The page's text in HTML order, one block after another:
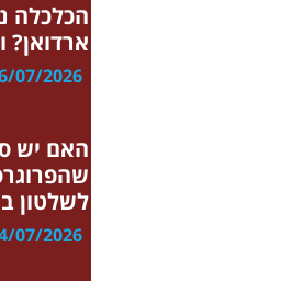
הכלכלה
ארדואן?
06/07/2026
האם יש
לשלטון
04/07/2026